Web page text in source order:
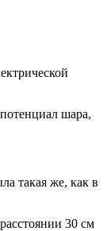
шара,
такая же, как в
30 см